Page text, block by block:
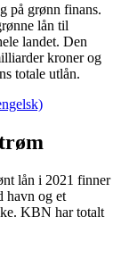
på grønn finans.
lån til
landet. Den
kroner og
totale utlån.
lån i 2021 finner
havn og et
KBN har totalt